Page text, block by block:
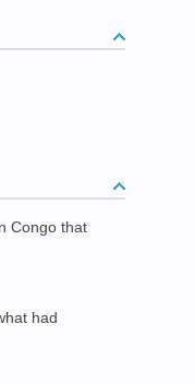
Congo that
had